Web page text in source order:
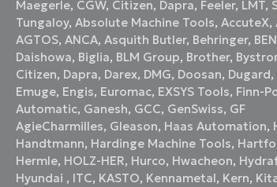
Maegerle, CGW, Citizen, Dapra, Feeler, LMT,
Tungaloy,Absolute Machine Tools,AccuteX,
AGTOS,ANCA,Asquith Butler, Behringer,
Daishowa, Biglia, BLM Group, Brother,
Citizen, Dapra, Darex, DMG, Doosan, Dugard,
Emuge, Engis, Euromac, EXSYS Tools, Finn-
Automatic, Ganesh, GCC, GenSwiss, GF
AgieCharmilles, Gleason, Haas Automation,
Handtmann, Hardinge Machine Tools,
Hermle, HOLZ-HER, Hurco, Hwacheon,
Hyundai , ITC, KASTO, Kennametal, Kern,